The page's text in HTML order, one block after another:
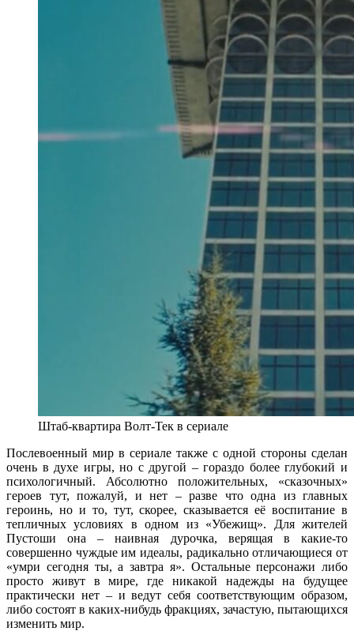
Штаб-квартира Волт-Тек в сериале
Послевоенный мир в сериале также с одной стороны сделан
очень в духе игры, но с другой – гораздо более глубокий и
психологичный. Абсолютно положительных, «сказочных»
героев тут, пожалуй, и нет – разве что одна из главных
героинь, но и то, тут, скорее, сказывается её воспитание в
тепличных условиях в одном из «Убежищ». Для жителей
Пустоши она – наивная дурочка, верящая в какие-то
совершенно чуждые им идеалы, радикально отличающиеся от
«умри сегодня ты, а завтра я». Остальные персонажи либо
просто живут в мире, где никакой надежды на будущее
практически нет – и ведут себя соответствующим образом,
либо состоят в каких-нибудь фракциях, зачастую, пытающихся
изменить мир.